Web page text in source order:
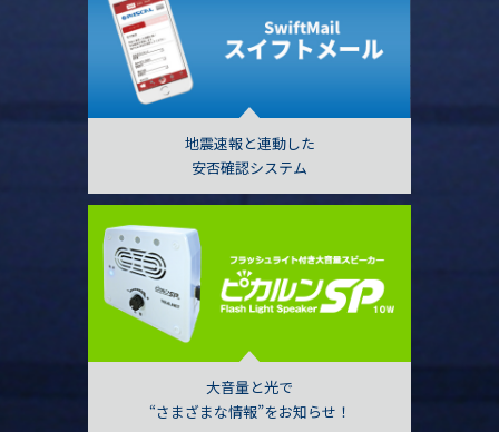
地震速報と連動した
安否確認システム
大音量と光で
“さまざまな情報”をお知らせ！